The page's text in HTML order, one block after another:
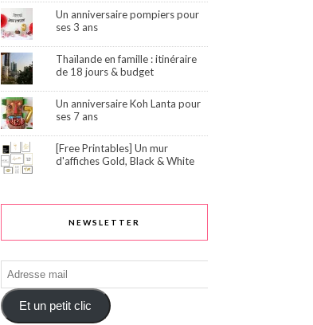
Un anniversaire pompiers pour
ses 3 ans
Thaïlande en famille : itinéraire
de 18 jours & budget
Un anniversaire Koh Lanta pour
ses 7 ans
[Free Printables] Un mur
d'affiches Gold, Black & White
NEWSLETTER
Adresse
mail
Et un petit clic